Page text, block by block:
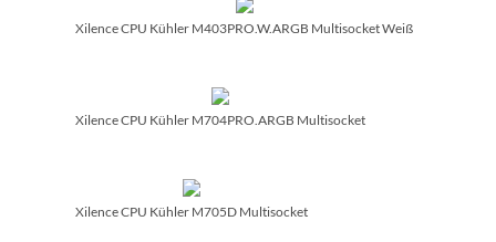
Xilence CPU Kühler M403PRO.W.ARGB Multisocket Weiß
Xilence CPU Kühler M704PRO.ARGB Multisocket
Xilence CPU Kühler M705D Multisocket